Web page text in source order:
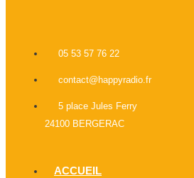
05 53 57 76 22
contact@happyradio.fr
5 place Jules Ferry
24100 BERGERAC
ACCUEIL